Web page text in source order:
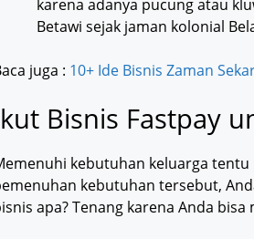
karena adanya pucung atau
Betawi sejak jaman kolonial
juga : 10+ Ide Bisnis Zaman
Bisnis Fastpay
kebutuhan keluarga
kebutuhan tersebut,
apa? Tenang karena Anda bisa